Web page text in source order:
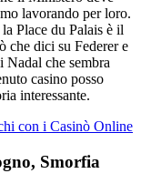
lavorando per loro.
Place du Palais è il
che dici su Federer e
Nadal che sembra
casino posso
interessante.
con i Casinò Online
Smorfia